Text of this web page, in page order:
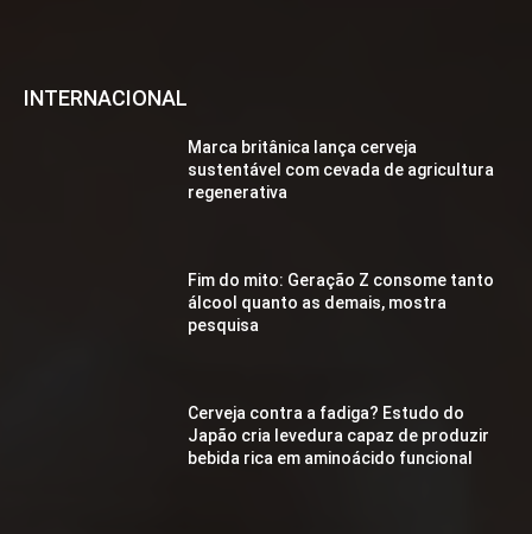
INTERNACIONAL
Marca britânica lança cerveja
sustentável com cevada de agricultura
regenerativa
Fim do mito: Geração Z consome tanto
álcool quanto as demais, mostra
pesquisa
Cerveja contra a fadiga? Estudo do
Japão cria levedura capaz de produzir
bebida rica em aminoácido funcional